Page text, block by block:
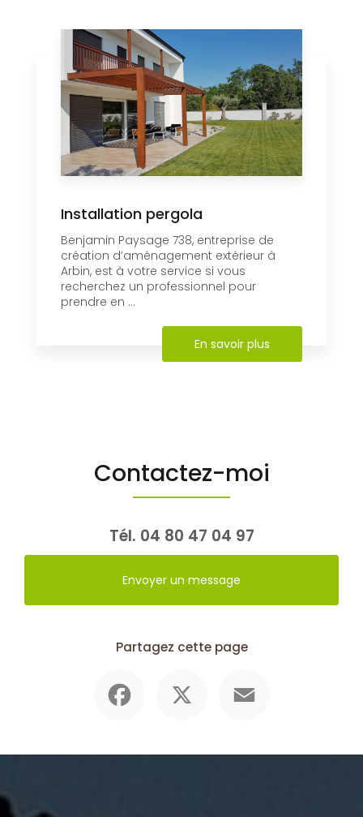
Installation pergola
Benjamin Paysage 738, entreprise de
création d’aménagement extérieur à
Arbin, est à votre service si vous
recherchez un professionnel pour
prendre en ...
En savoir plus
Contactez-moi
Tél. 04 80 47 04 97
Envoyer un message
Partagez cette page